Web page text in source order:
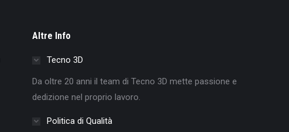
Altre Info
Tecno 3D
Da oltre 20 anni il team di Tecno 3D mette passione e
dedizione nel proprio lavoro.
Politica di Qualità